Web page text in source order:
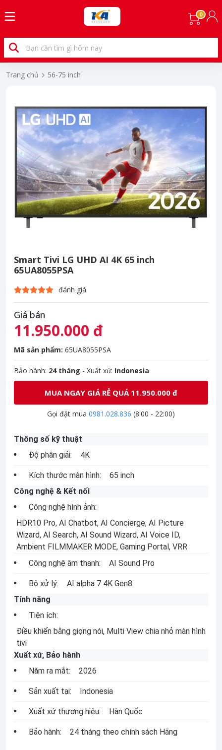
0
Trang chủ 56-75 inch
Smart Tivi LG UHD AI 4K 65 inch
65UA8055PSA
đánh giá
Giá bán
11.950.000 đ
Mã sản phẩm: 65UA8055PSA
Bảo hành: 24 tháng - Xuất xứ: Indonesia
MUA NGAY GIÁ RẺ QUÁ 11.950.000 đ
Gọi đặt mua 0981.028.836 (8:00 - 22:00)
Thông số kỹ thuật
Độ phân giải:
4K
Kích thước màn hình:
65 inch
Công nghệ & Kết nối
Công nghệ hình ảnh:
HDR10 Pro, AI Chatbot, AI Concierge, AI Picture
Wizard, AI Search, AI Sound Wizard, AI Voice ID,
Ambient FILMMAKER MODE, Gaming Portal, VRR
Công nghệ âm thanh:
AI Sound Pro
Bộ xử lý:
AI alpha 7 4K Gen8
Tính năng
Tiện ích:
Điều khiển bằng giọng nói, Multi View chia nhỏ màn hình
tivi
Xuất xứ, Bảo hành
Năm ra mắt:
2026
Sản xuất tại: Indonesia
Xuất xứ thương hiệu: Hàn Quốc
Bảo hành: 24 tháng theo chính sách Hãng